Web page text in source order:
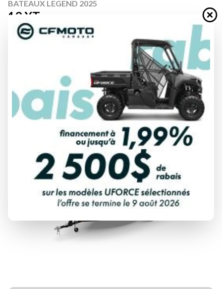
BATEAUX LEGEND 2025
19 XT
À partir de
CALCULATRICE DE PAIEMENT